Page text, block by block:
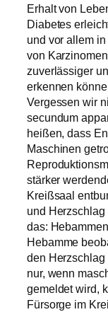
Erhalt von
Diabetes
und vor allem
von
zuverlässiger
erkennen
Vergessen wir
secundum
heißen, dass
Maschinen
stärker
Kreißsaal
und
das:
Hebamme
den Herzschlag
nur, wenn
gemeldet wird,
Fürsorge im